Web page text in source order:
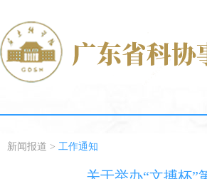
新闻报道 > 工作通知